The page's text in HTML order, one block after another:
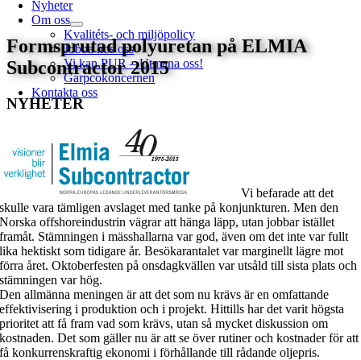
Nyheter
Om oss
Kvalitéts- och miljöpolicy
Jobba hos oss
Vi kan PUR – Utmana oss!
Garpcokoncernen
Kontakta oss
Formsprutad polyuretan på ELMIA
Subcontractor 2015
NYHETER
Vi befarade att det
skulle vara tämligen avslaget med tanke på konjunkturen. Men den
Norska offshoreindustrin vägrar att hänga läpp, utan jobbar istället
framåt. Stämningen i mässhallarna var god, även om det inte var fullt
lika hektiskt som tidigare år. Besökarantalet var marginellt lägre mot
förra året. Oktoberfesten på onsdagkvällen var utsåld till sista plats och
stämningen var hög.
Den allmänna meningen är att det som nu krävs är en omfattande
effektivisering i produktion och i projekt. Hittills har det varit högsta
prioritet att få fram vad som krävs, utan så mycket diskussion om
kostnaden. Det som gäller nu är att se över rutiner och kostnader för att
få konkurrenskraftig ekonomi i förhållande till rådande oljepris.